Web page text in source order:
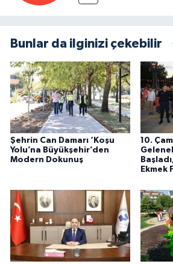
Bunlar da ilginizi çekebilir
Şehrin Can Damarı ‘Koşu
Yolu’na Büyükşehir’den
Modern Dokunuş
10.
Ekmek